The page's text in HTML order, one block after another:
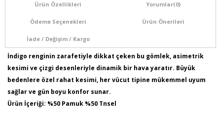
Ürün Özellikleri Yorumlar(0)
Ödeme Seçenekleri Ürün Önerileri
İade / Değişim / Kargo
İndigo renginin zarafetiyle dikkat çeken bu gömlek, asimetrik
kesimi ve çizgi desenleriyle dinamik bir hava yaratır. Büyük
bedenlere özel rahat kesimi, her vücut tipine mükemmel uyum
sağlar ve gün boyu konfor sunar.
Ürün İçeriği: %50 Pamuk %50 Tnsel